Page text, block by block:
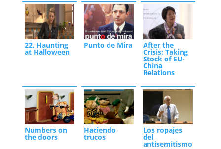
22. Haunting
at Halloween
Punto de Mira After the
Crisis: Taking
Stock of EU-
China
Relations
Numbers on
the doors
Haciendo
trucos
Los ropajes
del
antisemitismo